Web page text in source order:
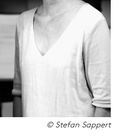
© Stefan Sappert